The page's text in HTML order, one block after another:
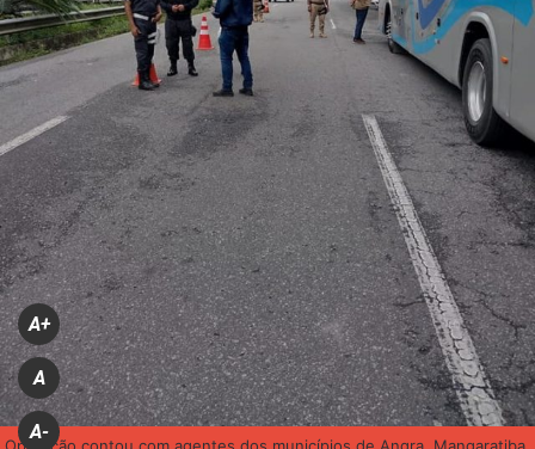
A+
A
A-
Operação contou com agentes dos municípios de Angra, Mangaratiba,